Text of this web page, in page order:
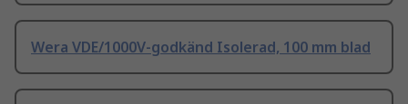
Wera VDE/1000V-godkänd Isolerad, 100 mm blad